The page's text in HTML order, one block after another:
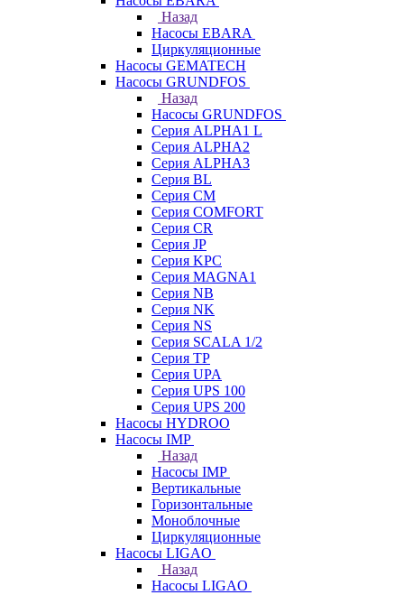
Назад
Насосы EBARA
Циркуляционные
Насосы GEMATECH
Насосы GRUNDFOS
Назад
Насосы GRUNDFOS
Серия ALPHA1 L
Серия ALPHA2
Серия ALPHA3
Серия BL
Серия CM
Серия COMFORT
Серия CR
Серия JP
Серия KPC
Серия MAGNA1
Серия NB
Серия NK
Серия NS
Серия SCALA 1/2
Серия TP
Серия UPA
Серия UPS 100
Серия UPS 200
Насосы HYDROO
Насосы IMP
Назад
Насосы IMP
Вертикальные
Горизонтальные
Моноблочные
Циркуляционные
Насосы LIGAO
Назад
Насосы LIGAO